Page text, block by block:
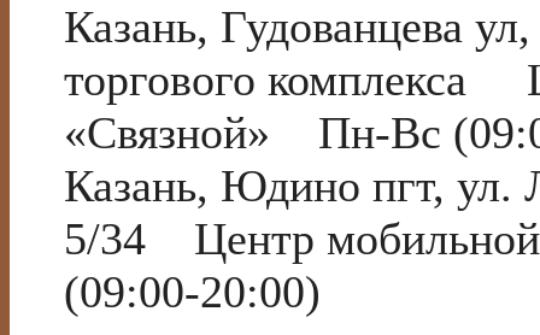
Казань, Гудованцева
торгового комплекса
«Связной» Пн-Вс
Казань, Юдино пгт, ул.
5/34 Центр
(09:00-20:00)